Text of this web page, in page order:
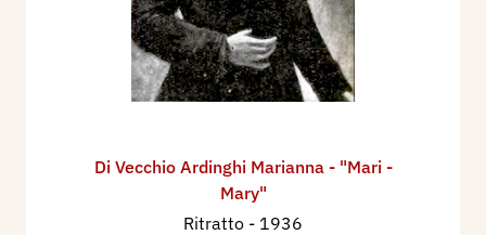
Di Vecchio Ardinghi Marianna - "Mari -
Mary"
Ritratto - 1936